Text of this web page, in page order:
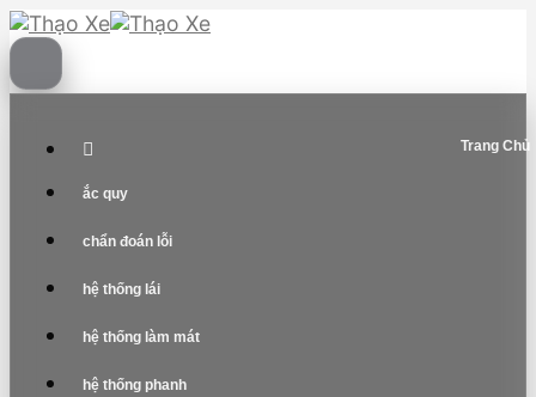
Skip
to
content
Trang Chủ
ắc quy
chẩn đoán lỗi
hệ thống lái
hệ thống làm mát
hệ thống phanh